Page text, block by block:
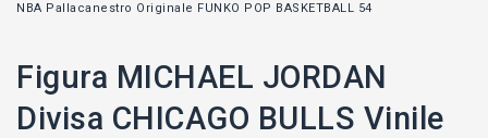
NBA Pallacanestro Originale FUNKO POP BASKETBALL 54
Figura MICHAEL JORDAN
Divisa CHICAGO BULLS Vinile